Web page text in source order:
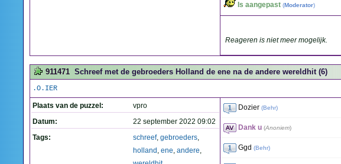
Is aangepast (Moderator)
Reageren is niet meer mogelijk.
911471 Schreef met de gebroeders Holland de ene na de andere wereldhit (6)
.O.IER
Plaats van de puzzel:
vpro
Datum:
22 september 2022 09:02
Tags:
schreef, gebroeders,
holland , ene, andere,
Dozier (Behr)
Dank u (Anoniem)
Ggd (Behr)